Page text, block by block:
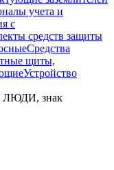
учета и
с
средств защиты
Средства
щиты,
Устройство
знак